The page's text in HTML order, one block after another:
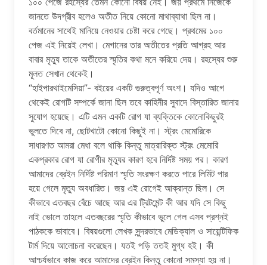
জানতে উদগ্রীব হলেও অতীত নিয়ে কোনো মাথাব্যাথা ছিল না।
বর্তমানের সাথেই মানিয়ে নেওয়ার চেষ্টা করে গেছে। প্রথমের ১০০
পেজ এই নিয়েই লেখা। মেগানের তার অতীতের প্রতি আগ্রহ আর
বাবার মৃত্যু তাকে অতীতের স্মৃতির কথা মনে করিয়ে দেয়। রহস্যের শুরু
মূলত সেখান থেকেই।
“হাইপারথাইমেসিয়া”- বইয়ের একটি গুরুত্বপূর্ণ অংশ। যদিও আগে
থেকেই রোগটি সম্পর্কে জানা ছিল তবে কাহিনীর সুবাদে বিস্তারিত জানার
সুযোগ হয়েছে। এটি এমন একটি রোগ যা ব্যক্তিকে কোনোকিছুরই
ভুলতে দিবে না, ছোটখাটো কোনো কিছুই না। স্ট্রং মেমোরিকে
সাধারণত আমরা মেধা বলে থাকি কিন্তু মাত্রারিক্ত স্ট্রং মেমোরি
একপ্রকার রোগ যা রোগীর মৃত্যুর কারণ হবে নির্দিষ্ট সময় পর। কারণ
আমাদের ব্রেইন নির্দিষ্ট পরিমাণ স্মৃতি সংরক্ষণ করতে পারে লিমিট পার
হয়ে গেলে মৃত্যু অবধারিত। জয় এই রোগেই আক্রান্ত ছিল। সে
কীভাবে এতবছর বেঁচে আছে আর এর ট্রিটমেন্ট কী আর যদি সে কিছু
নাই ভোলে তাহলে এতবছরের স্মৃতি কীভাবে ভুলে গেল এসব প্রশ্নই
পাঠককে ভাবাবে। বিষয়গুলো লেখক সুন্দরভাবে মেডিক্যাল ও সায়েন্টিফিক
টার্ম দিয়ে আলোচনা করেছেন। যতই পড়ি ততই মুগ্ধ হই। কী
আশ্চর্যভাবে কাজ করে আমাদের ব্রেইন কিন্তু কোনো সমস্যা হয় না।